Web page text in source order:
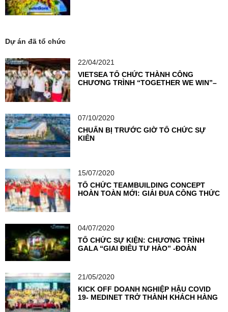
Dự án đã tổ chức
22/04/2021
VIETSEA TỔ CHỨC THÀNH CÔNG
CHƯƠNG TRÌNH “TOGETHER WE WIN”–
07/10/2020
CHUẨN BỊ TRƯỚC GIỜ TỔ CHỨC SỰ
KIỆN
15/07/2020
TỔ CHỨC TEAMBUILDING CONCEPT
HOÀN TOÀN MỚI: GIẢI ĐUA CÔNG THỨC
04/07/2020
TỔ CHỨC SỰ KIỆN: CHƯƠNG TRÌNH
GALA “GIAI ĐIỆU TỰ HÀO” -ĐOÀN
21/05/2020
KICK OFF DOANH NGHIỆP HẬU COVID
19- MEDINET TRỞ THÀNH KHÁCH HÀNG